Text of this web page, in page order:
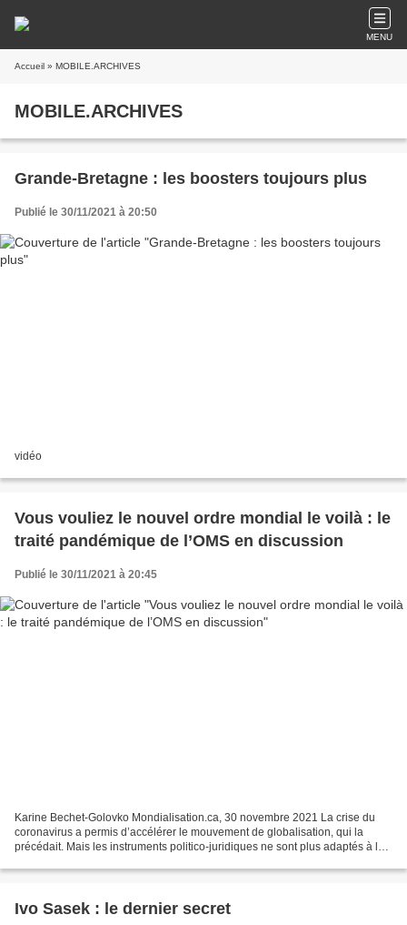
MENU
Accueil » MOBILE.ARCHIVES
MOBILE.ARCHIVES
Grande-Bretagne : les boosters toujours plus
Publié le 30/11/2021 à 20:50
vidéo
Vous vouliez le nouvel ordre mondial le voilà : le
traité pandémique de l’OMS en discussion
Publié le 30/11/2021 à 20:45
Karine Bechet-Golovko Mondialisation.ca, 30 novembre 2021 La crise du
coronavirus a permis d’accélérer le mouvement de globalisation, qui la
précédait. Mais les instruments politico-juridiques ne sont plus adaptés à la
Ivo Sasek : le dernier secret